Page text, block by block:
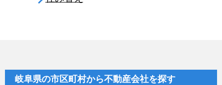
岐阜県の市区町村から不動産会社を探す